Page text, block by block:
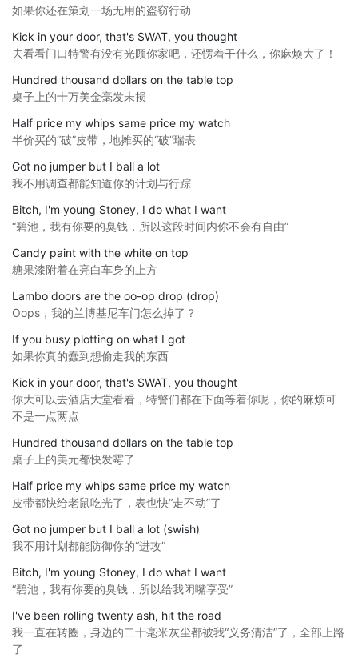
如果你还在策划一场无用的盗窃行动
Kick in your door, that's SWAT, you thought
去看看门口特警有没有光顾你家吧，还愣着干什么，你麻烦大了！
Hundred thousand dollars on the table top
桌子上的十万美金毫发未损
Half price my whips same price my watch
半价买的“破”皮带，地摊买的“破”瑞表
Got no jumper but I ball a lot
我不用调查都能知道你的计划与行踪
Bitch, I'm young Stoney, I do what I want
“碧池，我有你要的臭钱，所以这段时间内你不会有自由”
Candy paint with the white on top
糖果漆附着在亮白车身的上方
Lambo doors are the oo-op drop (drop)
Oops，我的兰博基尼车门怎么掉了？
If you busy plotting on what I got
如果你真的蠢到想偷走我的东西
Kick in your door, that's SWAT, you thought
你大可以去酒店大堂看看，特警们都在下面等着你呢，你的麻烦可
不是一点两点
Hundred thousand dollars on the table top
桌子上的美元都快发霉了
Half price my whips same price my watch
皮带都快给老鼠吃光了，表也快“走不动”了
Got no jumper but I ball a lot (swish)
我不用计划都能防御你的“进攻”
Bitch, I'm young Stoney, I do what I want
“碧池，我有你要的臭钱，所以给我闭嘴享受”
I've been rolling twenty ash, hit the road
我一直在转圈，身边的二十毫米灰尘都被我“义务清洁”了，全部上路
了